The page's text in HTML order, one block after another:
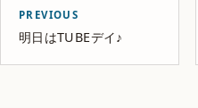
PREVIOUS
明日はTUBEデイ♪